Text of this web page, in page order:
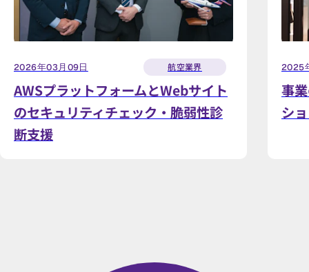
2026年03月09日 航空業界
AWSプラットフォームとWebサイト
のセキュリティチェック・脆弱性診
断支援
2025
事
シ